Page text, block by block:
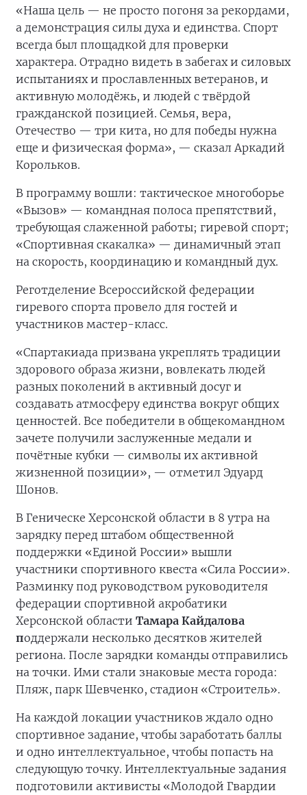
«Наша цель — не просто погоня за рекордами,
а демонстрация силы духа и единства. Спорт
всегда был площадкой для проверки
характера. Отрадно видеть в забегах и силовых
испытаниях и прославленных ветеранов, и
активную молодёжь, и людей с твёрдой
гражданской позицией. Семья, вера,
Отечество — три кита, но для победы нужна
еще и физическая форма», — сказал Аркадий
Корольков.
В программу вошли: тактическое многоборье
«Вызов» — командная полоса препятствий,
требующая слаженной работы; гиревой спорт;
«Спортивная скакалка» — динамичный этап
на скорость, координацию и командный дух.
Реготделение Всероссийской федерации
гиревого спорта провело для гостей и
участников мастер-класс.
«Спартакиада призвана укреплять традиции
здорового образа жизни, вовлекать людей
разных поколений в активный досуг и
создавать атмосферу единства вокруг общих
ценностей. Все победители в общекомандном
зачете получили заслуженные медали и
почётные кубки — символы их активной
жизненной позиции», — отметил Эдуард
Шонов.
В Геническе Херсонской области в 8 утра на
зарядку перед штабом общественной
поддержки «Единой России» вышли
участники спортивного квеста «Сила России».
Разминку под руководством руководителя
федерации спортивной акробатики
Херсонской области Тамара Кайдалова
поддержали несколько десятков жителей
региона. После зарядки команды отправились
на точки. Ими стали знаковые места города:
Пляж, парк Шевченко, стадион «Строитель».
На каждой локации участников ждало одно
спортивное задание, чтобы заработать баллы
и одно интеллектуальное, чтобы попасть на
следующую точку. Интеллектуальные задания
подготовили активисты «Молодой Гвардии